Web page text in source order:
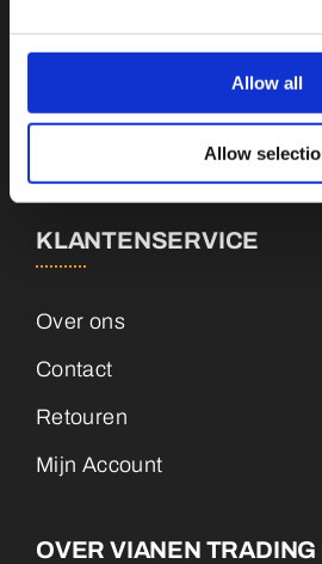
Allow all
Allow
Sleutelhangers
Medailles
KLANTENSERVICE
Over ons
Contact
Retouren
Mijn Account
OVER VIANEN TRADING